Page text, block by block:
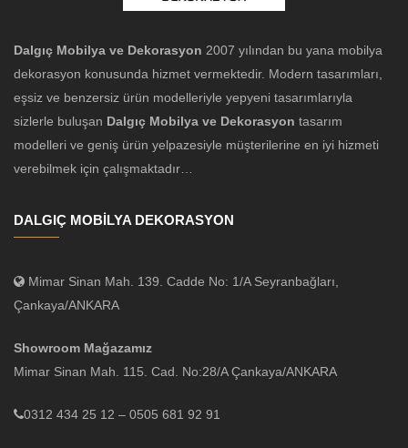
Dalgıç Mobilya ve Dekorasyon 2007 yılından bu yana mobilya
dekorasyon konusunda hizmet vermektedir. Modern tasarımları,
eşsiz ve benzersiz ürün modelleriyle yepyeni tasarımlarıyla
sizlerle buluşan Dalgıç Mobilya ve Dekorasyon tasarım
modelleri ve geniş ürün yelpazesiyle müşterilerine en iyi hizmeti
verebilmek için çalışmaktadır…
DALGIÇ MOBİLYA DEKORASYON
Mimar Sinan Mah. 139. Cadde No: 1/A Seyranbağları,
Çankaya/ANKARA
Showroom Mağazamız
Mimar Sinan Mah. 115. Cad. No:28/A Çankaya/ANKARA
0312 434 25 12 – 0505 681 92 91